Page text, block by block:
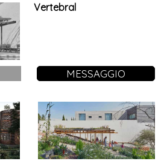
Vertebral
MESSAGGIO